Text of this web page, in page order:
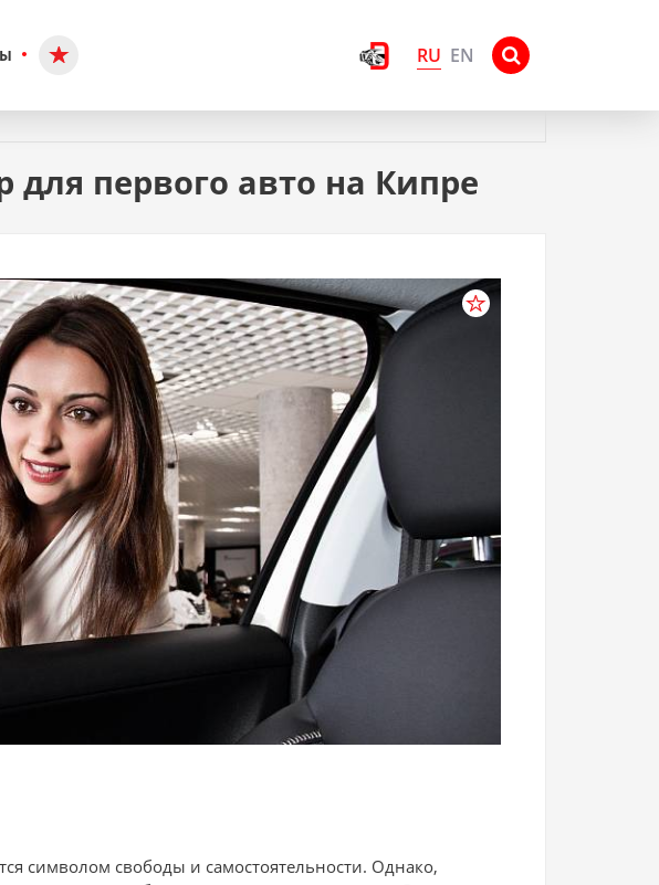
RU EN
первого авто на Кипре
символом свободы и самостоятельности. Однако,